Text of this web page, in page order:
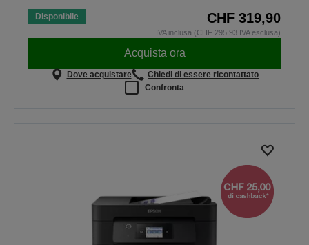
Disponibile CHF 319,90
IVA inclusa (CHF 295,93 IVA esclusa)
Acquista ora
Dove acquistare
Chiedi di essere ricontattato
Confronta